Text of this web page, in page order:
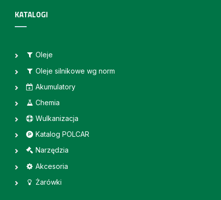
KATALOGI
Oleje
Oleje silnikowe wg norm
Akumulatory
Chemia
Wulkanizacja
Katalog POLCAR
Narzędzia
Akcesoria
Żarówki